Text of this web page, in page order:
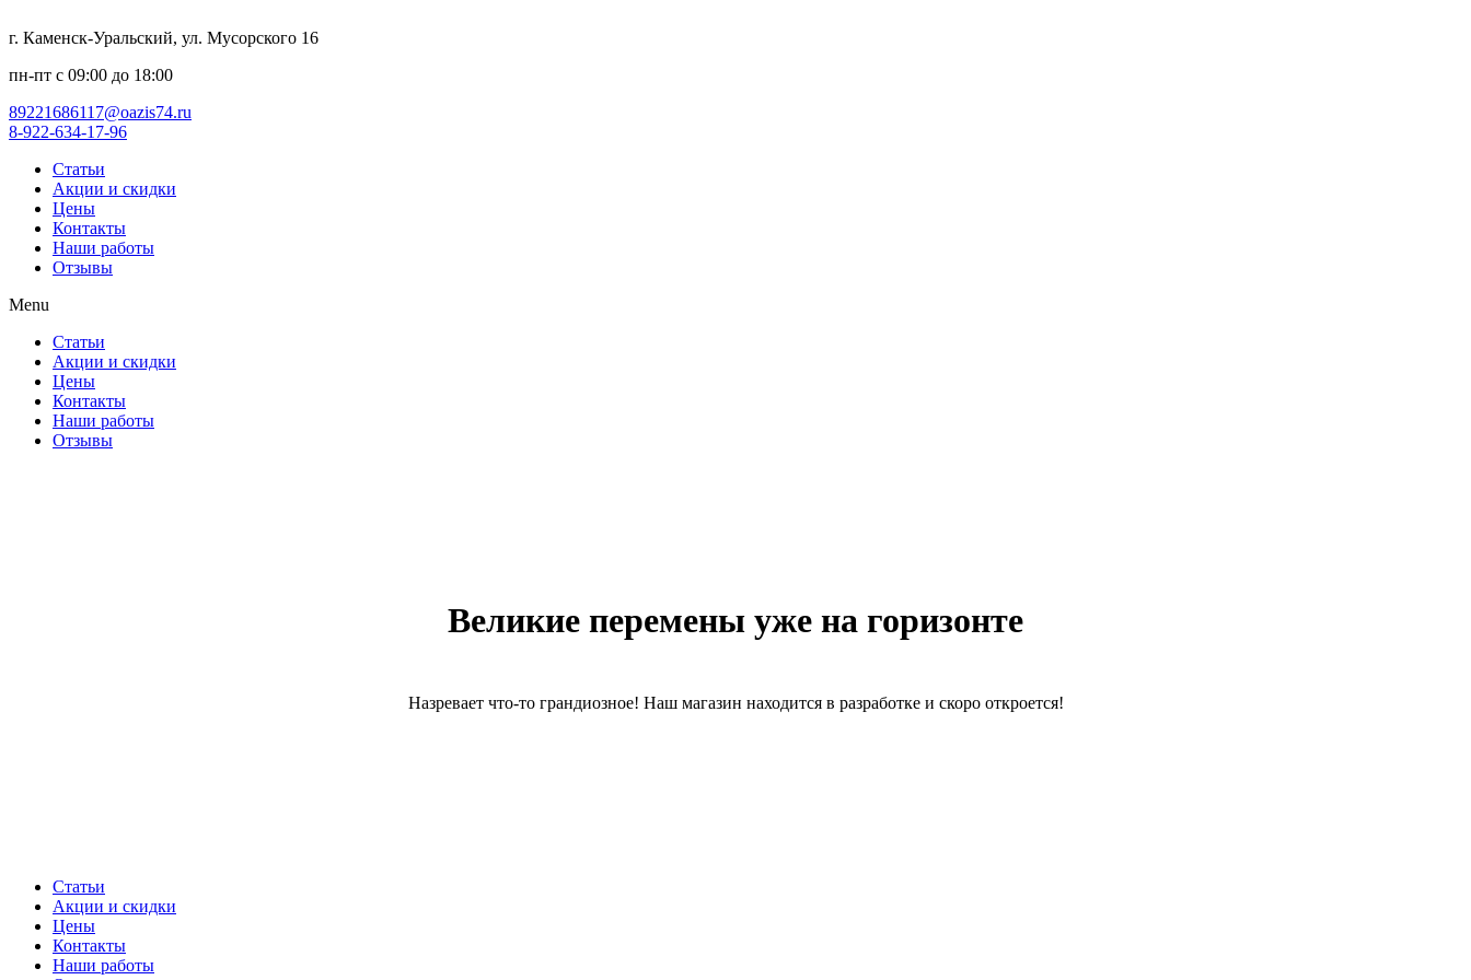
г. Каменск-Уральский, ул. Мусорского 16
пн-пт с 09:00 до 18:00
89221686117@oazis74.ru
8-922-634-17-96
Статьи
Акции и скидки
Цены
Контакты
Наши работы
Отзывы
Menu
Статьи
Акции и скидки
Цены
Контакты
Наши работы
Отзывы
Великие перемены уже на горизонте
Назревает что-то грандиозное! Наш магазин находится в разработке и скоро откроется!
Статьи
Акции и скидки
Цены
Контакты
Наши работы